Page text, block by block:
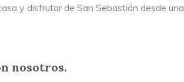
y disfrutar de San Sebastián desde una
nosotros.